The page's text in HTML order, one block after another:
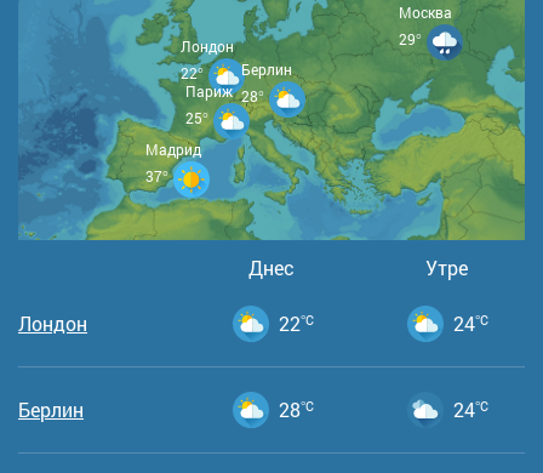
Лондон
22°
Берлин
28°
Мадрид
37°
Париж
25°
Москва
29°
Днес Утре
Лондон 22°C 24°C
Берлин 28°C 24°C